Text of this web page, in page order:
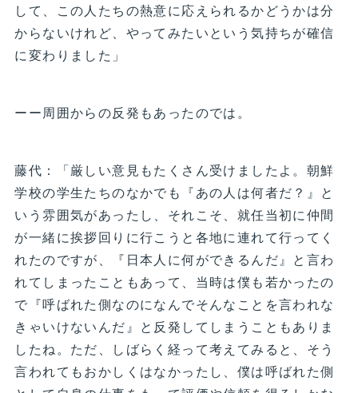
して、この人たちの熱意に応えられるかどうかは分
からないけれど、やってみたいという気持ちが確信
に変わりました」
ーー周囲からの反発もあったのでは。
藤代：「厳しい意見もたくさん受けましたよ。朝鮮
学校の学生たちのなかでも『あの人は何者だ？』と
いう雰囲気があったし、それこそ、就任当初に仲間
が一緒に挨拶回りに行こうと各地に連れて行ってく
れたのですが、『日本人に何ができるんだ』と言わ
れてしまったこともあって、当時は僕も若かったの
で『呼ばれた側なのになんでそんなことを言われな
きゃいけないんだ』と反発してしまうこともありま
したね。ただ、しばらく経って考えてみると、そう
言われてもおかしくはなかったし、僕は呼ばれた側